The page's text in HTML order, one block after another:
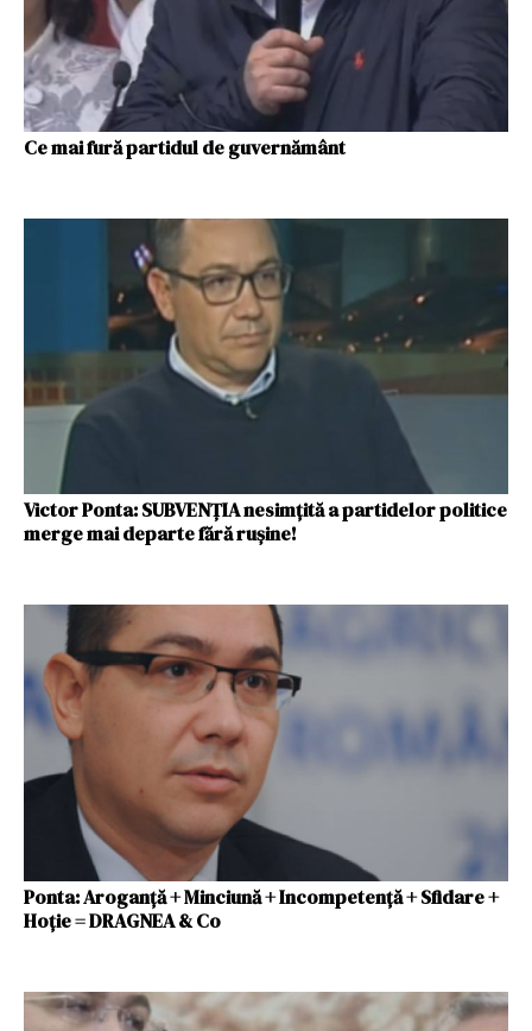
Ce mai fură partidul de guvernământ
Victor Ponta: SUBVENȚIA nesimțită a partidelor politice
merge mai departe fără rușine!
Ponta: Aroganță + Minciună + Incompetență + Sfidare +
Hoție = DRAGNEA & Co